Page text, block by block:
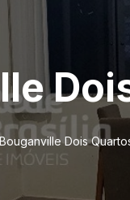
Dois